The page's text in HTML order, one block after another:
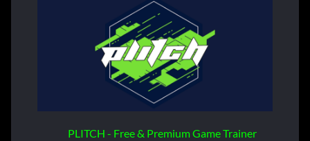
PLITCH - Free & Premium Game Trainer